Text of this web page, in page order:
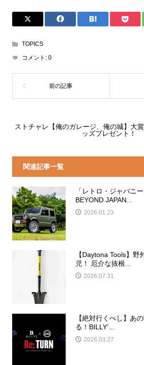
TOPICS
コメント: 0
ストチャレ【俺のガレージ、俺の城】大
ッズプレゼント！
関連記事一覧
「レトロ・ジャパニ
BEYOND JAPAN...
2026.01.23
【Daytona Tools】野
児！ 厄介な抜根...
2026.07.31
【絶対行くべし】あ
る！BILLY’...
2026.03.27